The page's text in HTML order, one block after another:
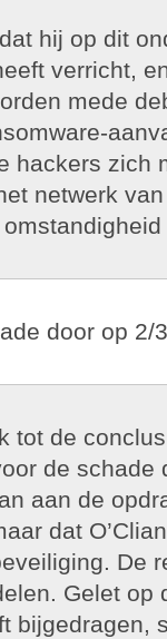
hij op dit
verricht,
mede
hackers zich
netwerk
door op 2/
tot de
de
aan de
dat
De
Gelet op
bijgedragen,